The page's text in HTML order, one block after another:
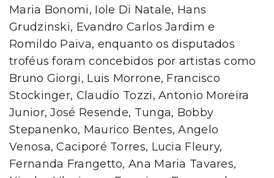
Maria Bonomi, Iole Di Natale, Hans
Grudzinski, Evandro Carlos Jardim e
Romildo Paiva, enquanto os disputados
troféus foram concebidos por artistas como
Bruno Giorgi, Luis Morrone, Francisco
Stockinger, Claudio Tozzi, Antonio Moreira
Junior, José Resende, Tunga, Bobby
Stepanenko, Maurico Bentes, Angelo
Venosa, Caciporé Torres, Lucia Fleury,
Fernanda Frangetto, Ana Maria Tavares,